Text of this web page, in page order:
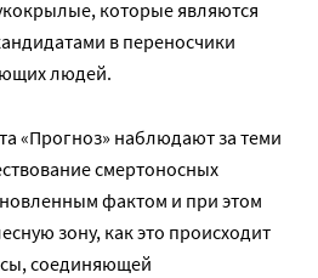
которые являются
в переносчики
людей.
«Прогноз» наблюдают за теми
смертоносных
фактом и при этом
зону, как это происходит
соединяющей